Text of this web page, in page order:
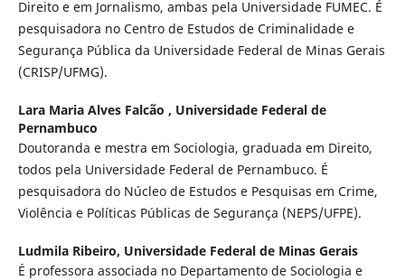
Direito e em Jornalismo, ambas pela Universidade FUMEC. É
pesquisadora no Centro de Estudos de Criminalidade e
Segurança Pública da Universidade Federal de Minas Gerais
(CRISP/UFMG).
Lara Maria Alves Falcão , Universidade Federal de
Pernambuco
Doutoranda e mestra em Sociologia, graduada em Direito,
todos pela Universidade Federal de Pernambuco. É
pesquisadora do Núcleo de Estudos e Pesquisas em Crime,
Violência e Políticas Públicas de Segurança (NEPS/UFPE).
Ludmila Ribeiro, Universidade Federal de Minas Gerais
É professora associada no Departamento de Sociologia e